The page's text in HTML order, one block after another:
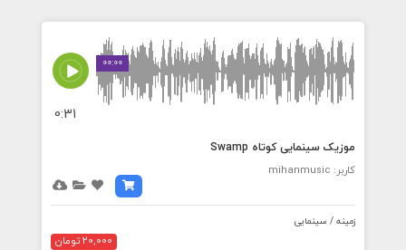
00:00
0:31
موزیک سینمایی کوتاه Swamp
کاربر: mihanmusic
زمینه / سینمایی
20,000 تومان